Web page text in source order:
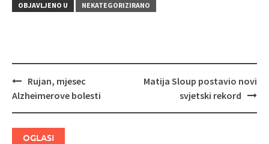
OBJAVLJENO U NEKATEGORIZIRANO
Navigacija
Rujan, mjesec
Alzheimerove bolesti
Matija Sloup postavio novi
svjetski rekord
OGLASI